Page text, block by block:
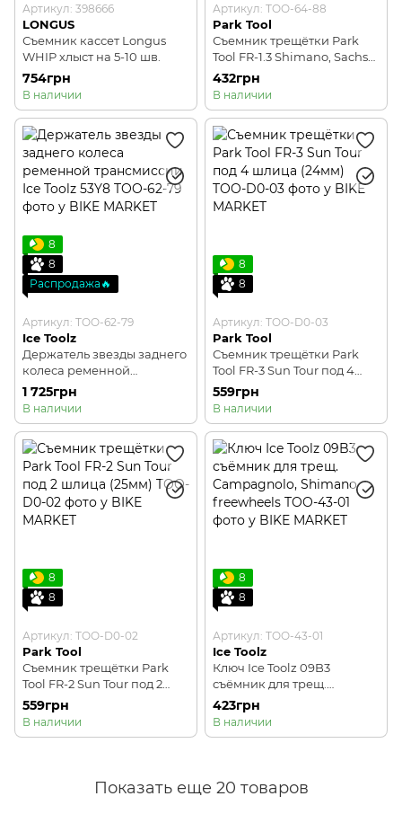
Артикул: 398666
LONGUS
Съемник кассет Longus
WHIP хлыст на 5-10 шв.
754грн
В наличии
Артикул: TOO-64-88
Park Tool
Съемник трещётки Park
Tool FR-1.3 Shimano, Sachs
Aris, Sun Race, DNP Epoch
432грн
В наличии
8
8
Распродажа🔥
Артикул: TOO-62-79
Ice Toolz
Держатель звезды заднего
колеса ременной
трансмиссии Ice Toolz 53Y8
1 725грн
В наличии
8
8
Артикул: TOO-D0-03
Park Tool
Съемник трещётки Park
Tool FR-3 Sun Tour под 4
шлица (24мм)
559грн
В наличии
8
8
Артикул: TOO-D0-02
Park Tool
Съемник трещётки Park
Tool FR-2 Sun Tour под 2
шлица (25мм)
559грн
В наличии
8
8
Артикул: TOO-43-01
Ice Toolz
Ключ Ice Toolz 09B3
съёмник для трещ.
Campagnolo, Shimano
freewheels
423грн
В наличии
Показать еще 20 товаров